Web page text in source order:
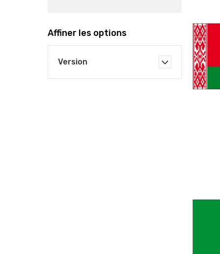
Affiner les options
Version